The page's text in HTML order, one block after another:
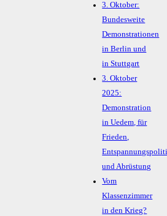
3. Oktober:
Bundesweite
Demonstrationen
in Berlin und
in Stuttgart
3. Oktober
2025:
Demonstration
in Uedem, für
Frieden,
und Abrüstung
Vom
Klassenzimmer
in den Krieg?